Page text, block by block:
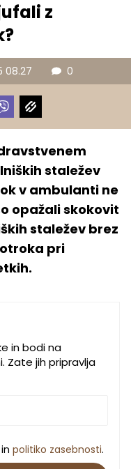
z
08.27 0
staležev
v ambulanti ne
opažali skokovit
staležev brez
pri
in bodi na
Zate jih pripravlja
in politiko zasebnosti.